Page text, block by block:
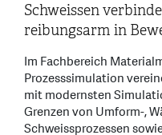
Schweissen
reibungsarm in
Im Fachbereich
Prozesssimulation
mit modernsten
Grenzen von Umform-,
Schweissprozessen